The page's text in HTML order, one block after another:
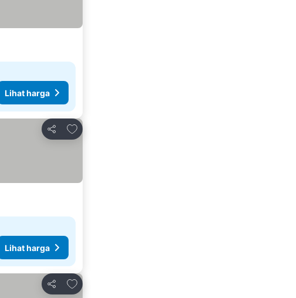
Lihat harga
Bagikan
Tambahkan ke favorit
Lihat harga
Bagikan
Tambahkan ke favorit